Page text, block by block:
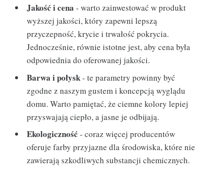
Jakość i cena - warto zainwestować w produkt
wyższej jakości, który zapewni lepszą
przyczepność, krycie i trwałość pokrycia.
Jednocześnie, równie istotne jest, aby cena była
odpowiednia do oferowanej jakości.
Barwa i połysk- te parametry powinny być
zgodne z naszym gustem i koncepcją wyglądu
domu. Warto pamiętać, że ciemne kolory lepiej
przyswajają ciepło, a jasne je odbijają.
Ekologiczność - coraz więcej producentów
oferuje farby przyjazne dla środowiska, które nie
zawierają szkodliwych substancji chemicznych.